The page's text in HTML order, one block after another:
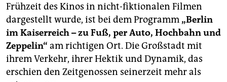
Frühzeit des Kinos in nicht-fiktionalen Filmen
dargestellt wurde, ist bei dem Programm „Berlin
im Kaiserreich – zu Fuß, per Auto, Hochbahn und
Zeppelin“ am richtigen Ort. Die Großstadt mit
ihrem Verkehr, ihrer Hektik und Dynamik, das
erschien den Zeitgenossen seinerzeit mehr als